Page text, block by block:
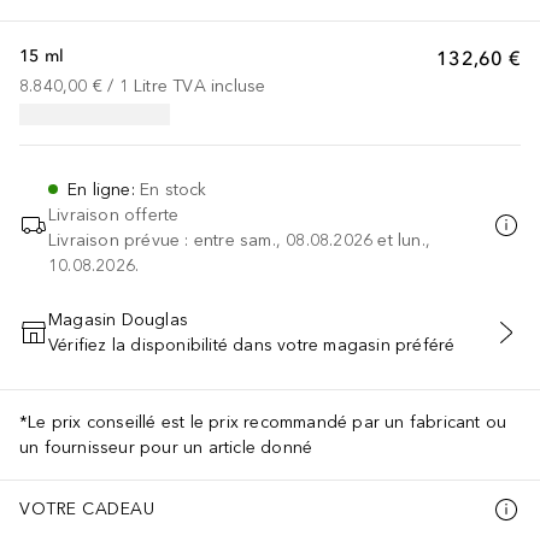
132,60 €
15 ml
8.840,00 € / 1 Litre TVA incluse
En ligne: En stock
Livraison offerte
Livraison prévue : entre sam., 08.08.2026 et lun.,
10.08.2026.
AJOUTER AU PANIER
Magasin Douglas
Vérifiez la disponibilité dans votre magasin préféré
*Le prix conseillé est le prix recommandé par un fabricant ou
un fournisseur pour un article donné
VOTRE CADEAU